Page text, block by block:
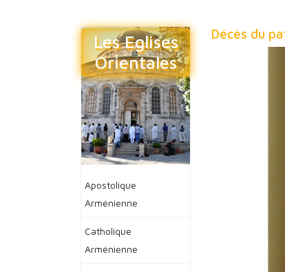
Les Eglises
Orientales
Apostolique
Arménienne
Catholique
Arménienne
Décès du